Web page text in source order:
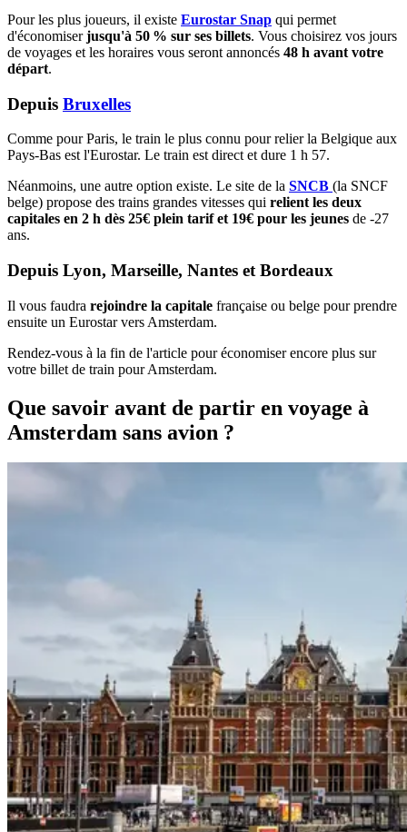
Pour les plus joueurs, il existe Eurostar Snap qui permet
d'économiserjusqu'à 50 % sur ses billets. Vous choisirez vos jours
de voyages et les horaires vous seront annoncés 48 h avant votre
départ.
Depuis Bruxelles
Comme pour Paris, le train le plus connu pour relier la Belgique aux
Pays-Bas est l'Eurostar. Le train est direct et dure 1 h 57.
Néanmoins, une autre option existe. Le site de la SNCB (la SNCF
belge) propose des trains grandes vitesses qui relient les deux
capitales en 2 h dès 25€ plein tarif et 19€ pour les jeunes de -27
ans.
Depuis Lyon, Marseille, Nantes et Bordeaux
Il vous faudra rejoindre la capitale française ou belge pour prendre
ensuite un Eurostar vers Amsterdam.
Rendez-vous à la fin de l'article pour économiser encore plus sur
votre billet de train pour Amsterdam.
Que savoir avant de partir en voyage à
Amsterdam sans avion ?